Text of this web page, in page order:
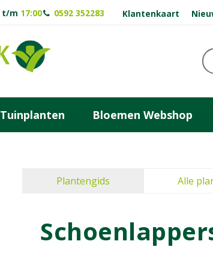
t/m 17:00 0592 352283 Klantenkaart
Tuinplanten Bloemen Webshop
Plantengids Alle